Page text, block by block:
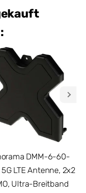
DMM-6-60-
5G LTE Antenne, 2x2
Ultra-Breitband